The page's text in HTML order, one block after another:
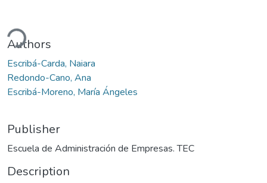
Authors
Escribá-Carda, Naiara
Redondo-Cano, Ana
Escribá-Moreno, María Ángeles
Publisher
Escuela de Administración de Empresas. TEC
Description